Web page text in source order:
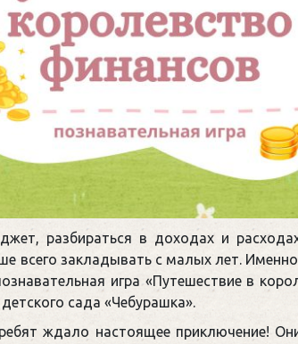
разбираться в доходах и
всего закладывать с малых лет.
игра «Путешествие в
сада «Чебурашка».
ждало настоящее приключение!